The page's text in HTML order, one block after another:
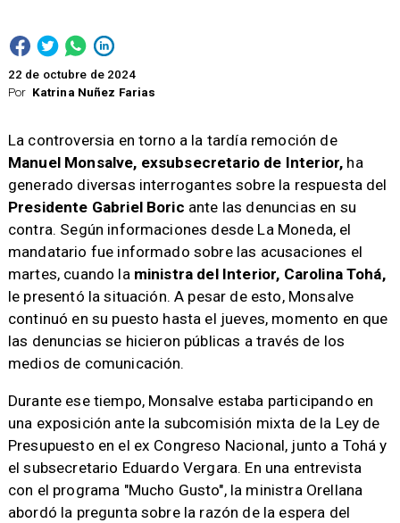
Por Katrina Nuñez Farias
22 de octubre de 2024
​La controversia en torno a la tardía remoción de
Manuel Monsalve, exsubsecretario de Interior, ha
generado diversas interrogantes sobre la respuesta del
Presidente Gabriel Boric ante las denuncias en su
contra. Según informaciones desde La Moneda, el
mandatario fue informado sobre las acusaciones el
martes, cuando la ministra del Interior, Carolina Tohá,
le presentó la situación. A pesar de esto, Monsalve
continuó en su puesto hasta el jueves, momento en que
las denuncias se hicieron públicas a través de los
medios de comunicación.
Durante ese tiempo, Monsalve estaba participando en
una exposición ante la subcomisión mixta de la Ley de
Presupuesto en el ex Congreso Nacional, junto a Tohá y
el subsecretario Eduardo Vergara. En una entrevista
con el programa "Mucho Gusto", la ministra Orellana
abordó la pregunta sobre la razón de la espera del